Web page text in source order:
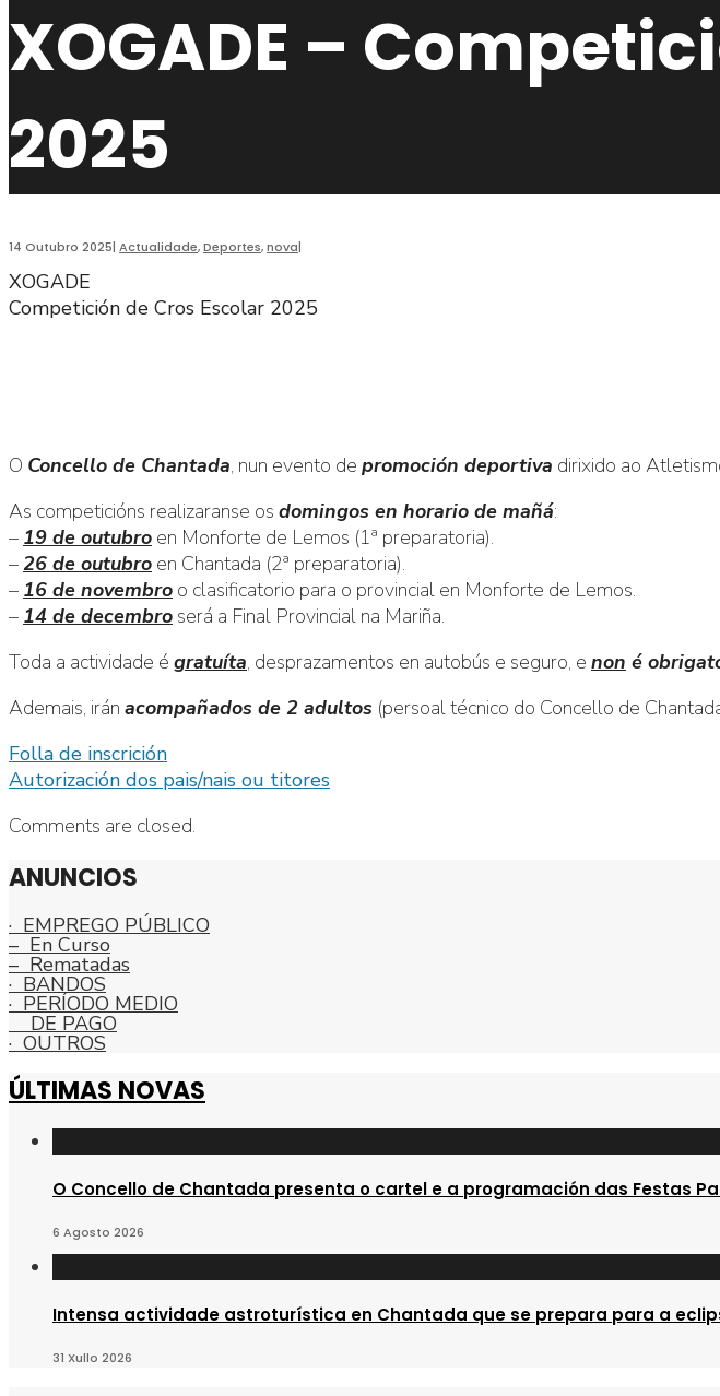
XOGADE –
2025
14 Outubro 2025| Actualidade,Deportes,nova|
XOGADE
Competición de Cros Escolar 2025
O Concello de Chantada, nun evento de promoción deportiva dirixido ao
As competicións realizaranse os domingos en horario de mañá:
– 19 de outubro en Monforte de Lemos (1ª preparatoria).
–26 de outubro en Chantada (2ª preparatoria).
– 16 de novembro o clasificatorio para o provincial en Monforte de Lemos.
– 14 de decembro será a Final Provincial na Mariña.
Toda a actividade é gratuíta, desprazamentos en autobús e seguro, e non é
Ademais, irán acompañados de 2 adultos (persoal técnico do Concello de
Folla de inscrición
Autorización dos pais/nais ou titores
Comments are closed.
ANUNCIOS
· EMPREGO PÚBLICO
– En Curso
– Rematadas
· BANDOS
· PERÍODO MEDIO
DE PAGO
· OUTROS
ÚLTIMAS NOVAS
O Concello de Chantada presenta o cartel e a programación das Festas
6 Agosto 2026
Intensa actividade astroturística en Chantada que se prepara para a
31 Xullo 2026